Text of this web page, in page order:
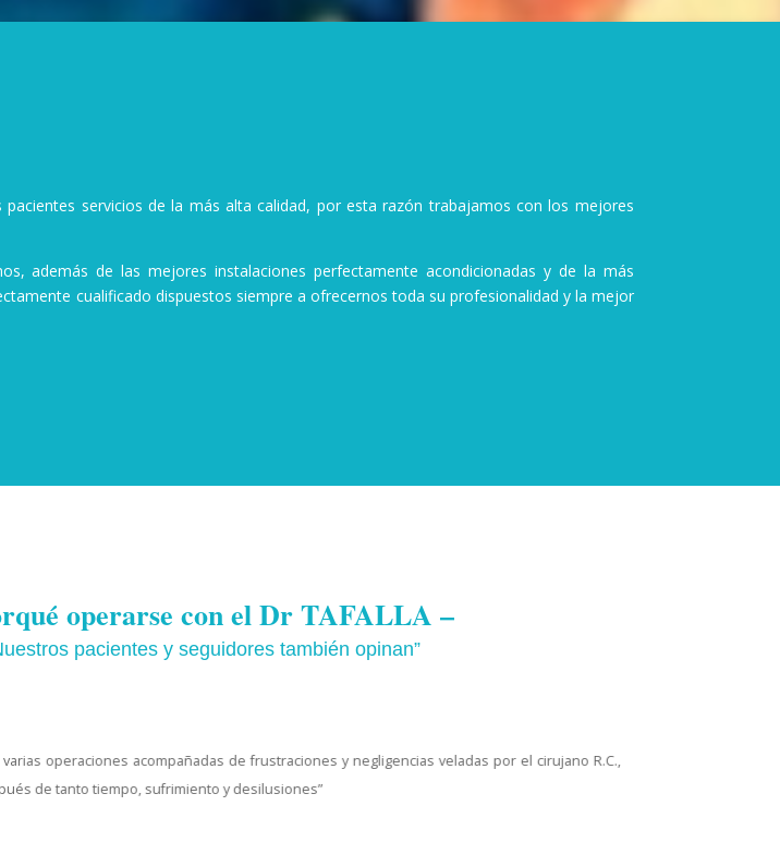
servicios de la más alta calidad, por esta razón trabajamos con los mejores
además de las mejores instalaciones perfectamente acondicionadas y de la más
cualificado dispuestos siempre a ofrecernos toda su profesionalidad y la mejor
operarse con el Dr TAFALLA –
pacientes y seguidores también opinan”
operaciones acompañadas de frustraciones y negligencias veladas por el cirujano R.C.,
de tanto tiempo, sufrimiento y desilusiones”